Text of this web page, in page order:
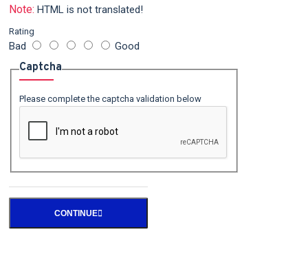
Note: HTML is not translated!
Rating
Bad Good
Captcha
Please complete the captcha validation below
CONTINUE